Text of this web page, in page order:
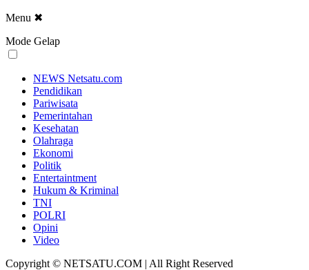
Menu ✖
Mode Gelap
NEWS Netsatu.com
Pendidikan
Pariwisata
Pemerintahan
Kesehatan
Olahraga
Ekonomi
Politik
Entertaintment
Hukum & Kriminal
TNI
POLRI
Opini
Video
Copyright © NETSATU.COM | All Right Reserved